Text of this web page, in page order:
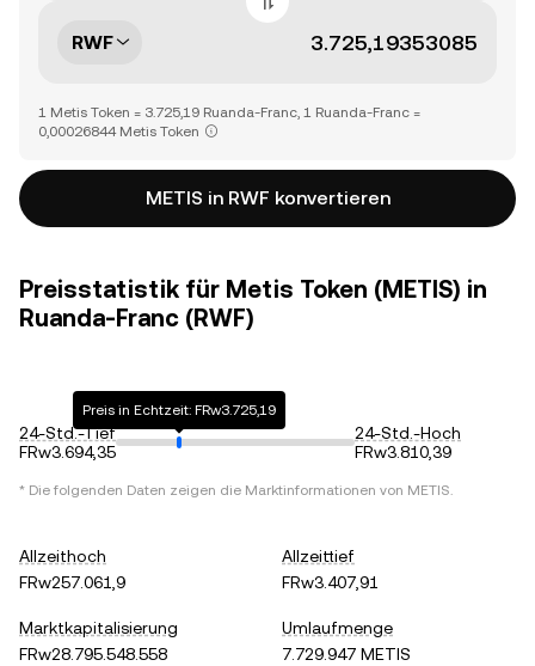
RWF
1 Metis Token = 3.725,19 Ruanda-Franc, 1 Ruanda-Franc =
0,00026844 Metis Token
METIS in RWF konvertieren
Preisstatistik für Metis Token (METIS) in
Ruanda-Franc (RWF)
24-Std.-Tief
FRw3.694,35
Preis in Echtzeit: FRw3.725,19
24-Std.-Hoch
FRw3.810,39
* Die folgenden Daten zeigen die Marktinformationen von METIS.
Allzeithoch
FRw257.061,9
Allzeittief
FRw3.407,91
Marktkapitalisierung
FRw28.795.548.558
Umlaufmenge
7.729.947 METIS